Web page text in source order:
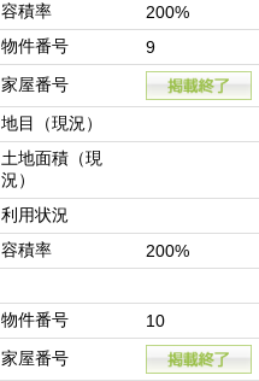
容積率
200%
物件番号
9
家屋番号
地目（現況）
土地面積（現
況）
利用状況
容積率
200%
物件番号
10
家屋番号